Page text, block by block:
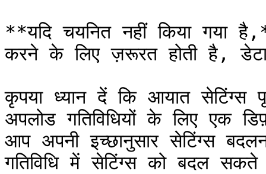
**यदि चयनित नहीं किया गया
करने के लिए ज़रूरत होती है,
कृपया ध्यान दें कि आयात सेटिंग्स
अपलोड गतिविधियों के लिए एक
आप अपनी इच्छानुसार सेटिंग्स
गतिविधि में सेटिंग्स को बदल